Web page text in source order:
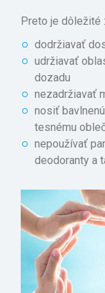
Preto je dôležité :
dodržiavať
udržiavať
dozadu
nezadržiavať
nosiť
tesnému
nepoužívať
deodoranty a